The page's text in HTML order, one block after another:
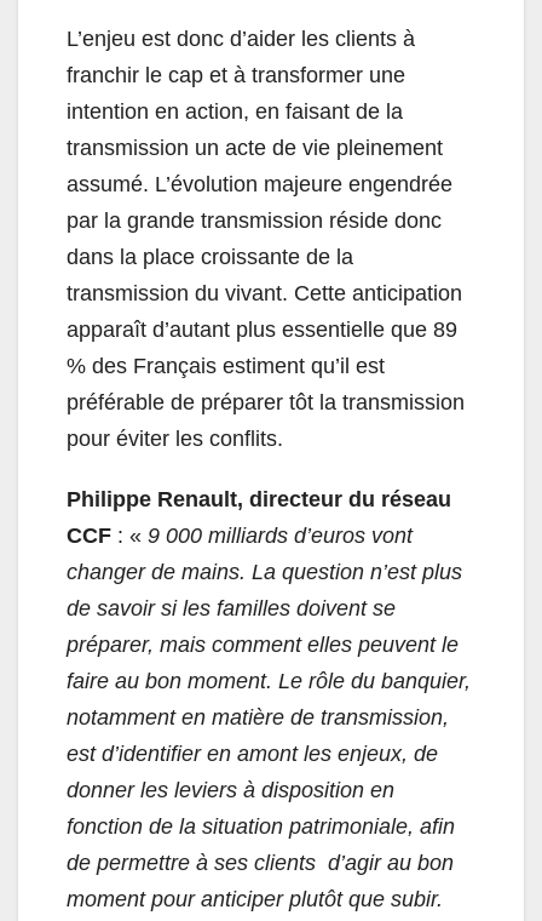
L’enjeu est donc d’aider les clients à
franchir le cap et à transformer une
intention en action, en faisant de la
transmission un acte de vie pleinement
assumé. L’évolution majeure engendrée
par la grande transmission réside donc
dans la place croissante de la
transmission du vivant. Cette anticipation
apparaît d’autant plus essentielle que 89
% des Français estiment qu’il est
préférable de préparer tôt la transmission
pour éviter les conflits.
Philippe Renault, directeur du réseau
CCF : « 9 000 milliards d’euros vont
changer de mains. La question n’est plus
de savoir si les familles doivent se
préparer, mais comment elles peuvent le
faire au bon moment. Le rôle du banquier,
notamment en matière de transmission,
est d’identifier en amont les enjeux, de
donner les leviers à disposition en
fonction de la situation patrimoniale, afin
de permettre à ses clients d’agir au bon
moment pour anticiper plutôt que subir.